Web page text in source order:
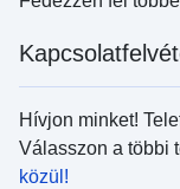
Hívjon minket!
Válasszon a többi
közül!